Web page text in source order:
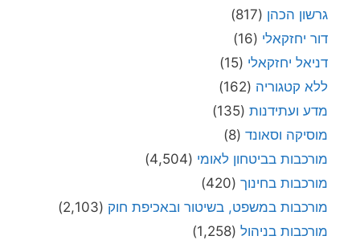
גרשון הכהן (817)
דור יחזקאלי (16)
דניאל יחזקאלי (15)
ללא קטגוריה (162)
מדע ועתידנות (135)
מוסיקה וסאונד (8)
מורכבות בביטחון לאומי (4,504)
מורכבות בחינוך (420)
מורכבות במשפט, בשיטור ובאכיפת חוק (2,103)
מורכבות בניהול (1,258)